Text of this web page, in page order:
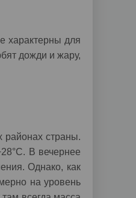
характерны для
дожди и жару,
районах страны.
В вечернее
Однако, как
на уровень